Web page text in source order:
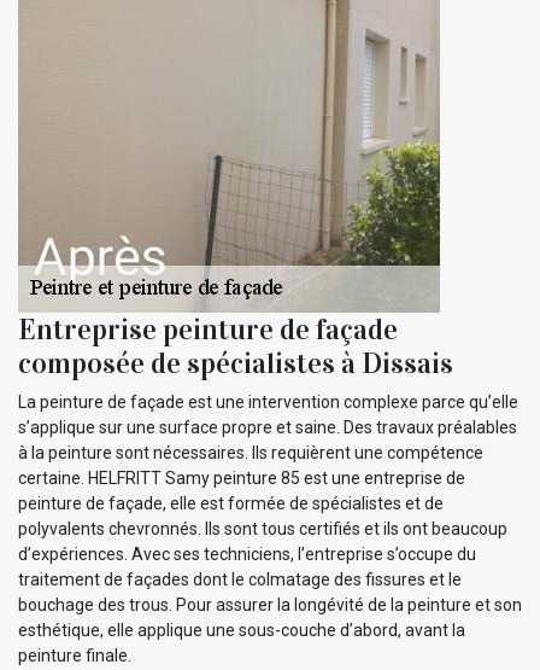
Entreprise peinture de façade
composée de spécialistes à Dissais
La peinture de façade est une intervention complexe parce qu’elle
s’applique sur une surface propre et saine. Des travaux préalables
à la peinture sont nécessaires. Ils requièrent une compétence
certaine. HELFRITT Samy peinture 85 est une entreprise de
peinture de façade, elle est formée de spécialistes et de
polyvalents chevronnés. Ils sont tous certifiés et ils ont beaucoup
d’expériences. Avec ses techniciens, l’entreprise s’occupe du
traitement de façades dont le colmatage des fissures et le
bouchage des trous. Pour assurer la longévité de la peinture et son
esthétique, elle applique une sous-couche d’abord, avant la
peinture finale.